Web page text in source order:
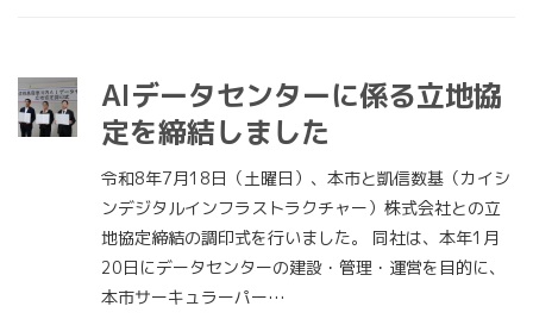
AIデータセンターに係る立地協
定を締結しました
令和8年7月18日（土曜日）、本市と凱信数基（カイシ
ンデジタルインフラストラクチャー）株式会社との立
地協定締結の調印式を行いました。 同社は、本年1月
20日にデータセンターの建設・管理・運営を目的に、
本市サーキュラーパー…